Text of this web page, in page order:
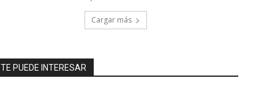
Cargar más
TE PUEDE INTERESAR